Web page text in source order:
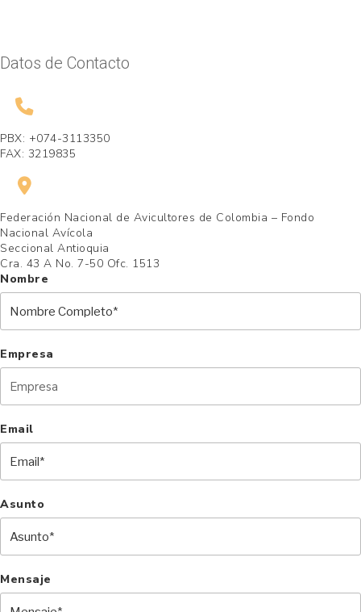
Datos de Contacto
PBX: +074-3113350
FAX: 3219835
Federación Nacional de Avicultores de Colombia – Fondo
Nacional Avícola
Seccional Antioquia
Cra. 43 A No. 7-50 Ofc. 1513
Nombre
Empresa
Email
Asunto
Mensaje